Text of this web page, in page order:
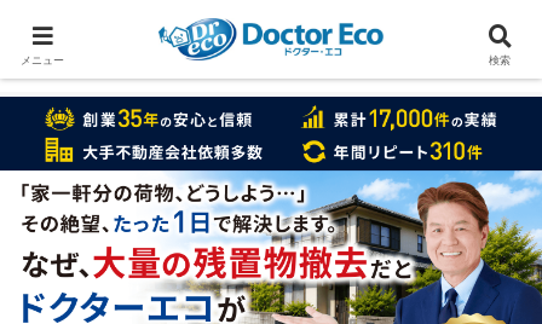
家をまるごと片付けたいなら
実績数１万7000件のドクターエコ
メニュー 検索